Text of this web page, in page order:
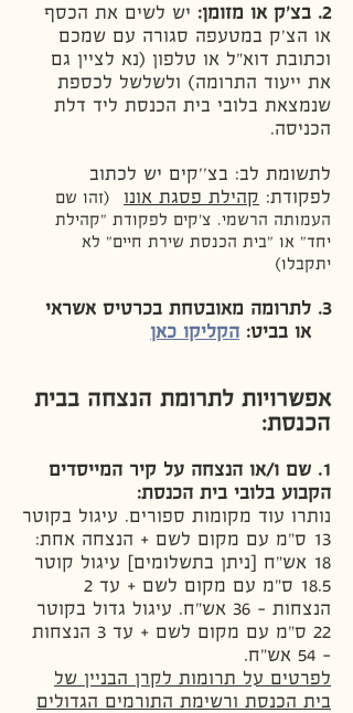
2. בצ'ק או מזומן: יש לשים את הכסף
או הצ'ק במטעפה סגורה עם שמכם
וכתובת דוא"ל או טלפון (נא לציין גם
את ייעוד התרומה) ולשלשל לכספת
שנמצאת בלובי בית הכנסת ליד דלת
הכניסה.
לתשומת לב: בצ''קים יש לכתוב
לפקודת: קהילת פסגת אונו
(זהו שם
העמותה הרשמי. צ'קים לפקודת "קהילת
יחד" או "בית הכנסת שירת חיים" לא
יתקבלו)
3. ל
תרומה מאובטחת בכרטיס אשראי
או בביט: הקליקו כאן
אפשרויות לתרומת הנצחה בבית
הכנסת:
1. שם ו/או הנצחה על קיר המייסדים
הקבוע בלובי בית הכנסת:
נותרו עוד מקומות ספורים. עיגול בקוטר
13 ס"מ עם מקום לשם + הנצחה אחת:
18 אש"ח [ניתן בתשלומים] עיגול ק
וטר
18.5 ס"מ עם מקום לשם + עד 2
הנצחות - 36 אש"ח. עיגול גדול בקוטר
22 ס"מ עם מקום לשם + עד 3 הנצחות
- 54 אש"ח.
לפרטים על תרומות לקרן הבניין של
בית הכנסת ורשימת התורמים הגדולים